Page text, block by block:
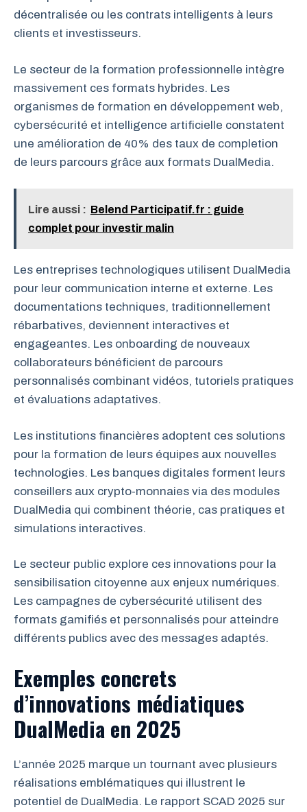
décentralisée ou les contrats intelligents à leurs
clients et investisseurs.
Le secteur de la formation professionnelle intègre
massivement ces formats hybrides. Les
organismes de formation en développement web,
cybersécurité et intelligence artificielle constatent
une amélioration de 40% des taux de completion
de leurs parcours grâce aux formats DualMedia.
Lire aussi : Belend Participatif.fr : guide
complet pour investir malin
Les entreprises technologiques utilisent DualMedia
pour leur communication interne et externe. Les
documentations techniques, traditionnellement
rébarbatives, deviennent interactives et
engageantes. Les onboarding de nouveaux
collaborateurs bénéficient de parcours
personnalisés combinant vidéos, tutoriels pratiques
et évaluations adaptatives.
Les institutions financières adoptent ces solutions
pour la formation de leurs équipes aux nouvelles
technologies. Les banques digitales forment leurs
conseillers aux crypto-monnaies via des modules
DualMedia qui combinent théorie, cas pratiques et
simulations interactives.
Le secteur public explore ces innovations pour la
sensibilisation citoyenne aux enjeux numériques.
Les campagnes de cybersécurité utilisent des
formats gamifiés et personnalisés pour atteindre
différents publics avec des messages adaptés.
Exemples concrets
d’innovations médiatiques
DualMedia en 2025
L’année 2025 marque un tournant avec plusieurs
réalisations emblématiques qui illustrent le
potentiel de DualMedia. Le rapport SCAD 2025 sur